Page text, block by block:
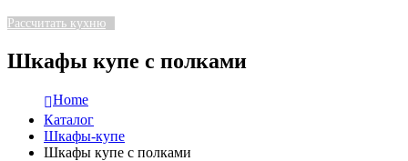
Рассчитать кухню
Шкафы купе с полками
Home
Каталог
Шкафы-купе
Шкафы купе с полками